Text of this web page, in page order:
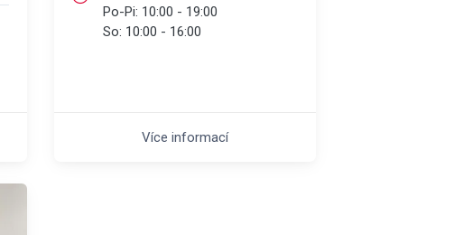
Po-Pi: 10:00 - 19:00
So: 10:00 - 16:00
Více informací